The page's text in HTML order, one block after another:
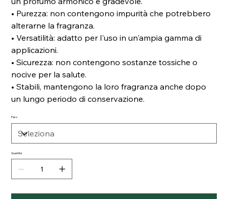
• Purezza: non contengono impurità che potrebbero
alterarne la fragranza.
• Versatilità: adatto per l'uso in un'ampia gamma di
applicazioni.
• Sicurezza: non contengono sostanze tossiche o
nocive per la salute.
• Stabili, mantengono la loro fragranza anche dopo
un lungo periodo di conservazione.
Peso
Quantità